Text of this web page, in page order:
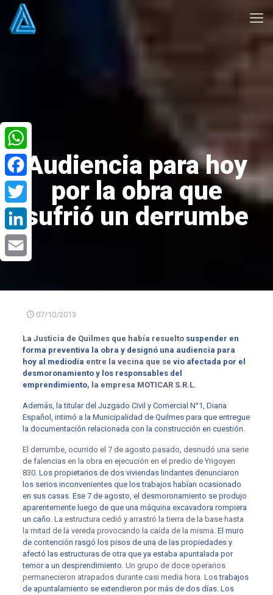
Audiencia para hoy
por la obra que
sufrió un derrumbe
07/10/2013
La Justicia de Quilmes que había resuelto suspender en
forma preventiva la obra y designó una audiencia para
hoy al mediodía entre la vecina que se vio afectada por el
desmoronamiento y los responsables del
emprendimiento, la empresa MOTICAR S.R.L.
Además, la titular del Juzgado Civil y Comercial N°1, Diana
Español, intimó a la Municipalidad de Quilmes para que entregue
la documentación relacionada con la construcción en cuestión.
El derrumbe, ocurrido el 7 de agosto pasado, desnudó una serie
de falencias en la obra en ejecución en el predio de Yrigoyen
830. Los propietarios de dos viviendas lindantes denunciaron
los serios inconvenientes que los trabajos habían ocasionado
en sus casas.Ese 7 de agosto, el desmoronamiento se produjo
aparentemente luego de que una máquina excavadora rompiera
un caño. La estructura cedió y arrastró la tierra de la base hasta
la mitad de la vereda provocando la caída de la misma. El muro
de contención rasgó los pisos de una de las propiedades y
afectó las estructuras de otra que ya estaba apuntalada por
temor a un desprendimiento. Un grupo de doce operarios
permanecieron atrapados durante casi media hora. Lostrabajos
de apuntalamiento se extendieron por más de dos días. Los
WhatsApp
Facebook
Twitter
LinkedIn